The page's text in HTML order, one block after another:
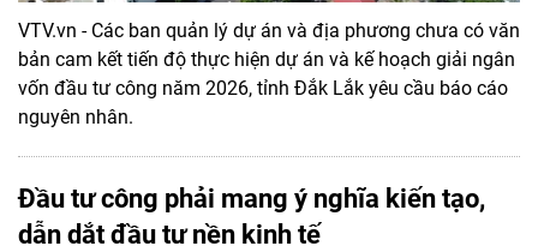
VTV.vn - Các ban quản lý dự án và địa phương chưa có văn
bản cam kết tiến độ thực hiện dự án và kế hoạch giải ngân
vốn đầu tư công năm 2026, tỉnh Đắk Lắk yêu cầu báo cáo
nguyên nhân.
Đầu tư công phải mang ý nghĩa kiến tạo,
dẫn dắt đầu tư nền kinh tế